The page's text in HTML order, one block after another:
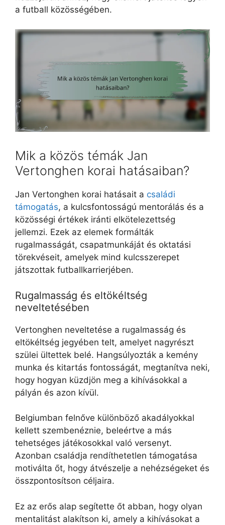
a futball közösségében.
Mik a közös témák Jan
Vertonghen korai hatásaiban?
Jan Vertonghen korai hatásait a családi
támogatás, a kulcsfontosságú mentorálás és a
közösségi értékek iránti elkötelezettség
jellemzi. Ezek az elemek formálták
rugalmasságát, csapatmunkáját és oktatási
törekvéseit, amelyek mind kulcsszerepet
játszottak futballkarrierjében.
Rugalmasság és eltökéltség
neveltetésében
Vertonghen neveltetése a rugalmasság és
eltökéltség jegyében telt, amelyet nagyrészt
szülei ültettek belé. Hangsúlyozták a kemény
munka és kitartás fontosságát, megtanítva neki,
hogy hogyan küzdjön meg a kihívásokkal a
pályán és azon kívül.
Belgiumban felnőve különböző akadályokkal
kellett szembenéznie, beleértve a más
tehetséges játékosokkal való versenyt.
Azonban családja rendíthetetlen támogatása
motiválta őt, hogy átvészelje a nehézségeket és
összpontosítson céljaira.
Ez az erős alap segítette őt abban, hogy olyan
mentalitást alakítson ki, amely a kihívásokat a